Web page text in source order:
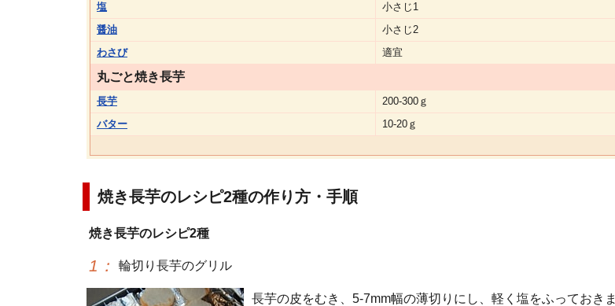
塩
小さじ1
醤油
小さじ2
わさび
適宜
丸ごと焼き長芋
長芋
200-300ｇ
バター
10-20ｇ
焼き長芋のレシピ2種の作り方・手順
焼き長芋のレシピ2種
1 ： 輪切り長芋のグリル
長芋の皮をむき、5-7mm幅の薄切りにし、軽く塩をふっておきま